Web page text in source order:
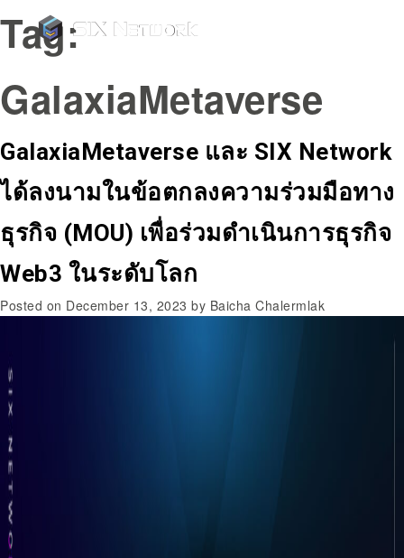
Tag:
GalaxiaMetaverse
GalaxiaMetaverse และ SIX Network
ได้ลงนามในข้อตกลงความร่วมมือทาง
ธุรกิจ (MOU) เพื่อร่วมดำเนินการธุรกิจ
Web3 ในระดับโลก
Posted on December 13, 2023 by Baicha Chalermlak